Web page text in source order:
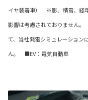
イヤ装着車） ※影、積雪、経
影響は考慮されておりません
て、当社発電シミュレーション
ん。 ■EV：電気自動車